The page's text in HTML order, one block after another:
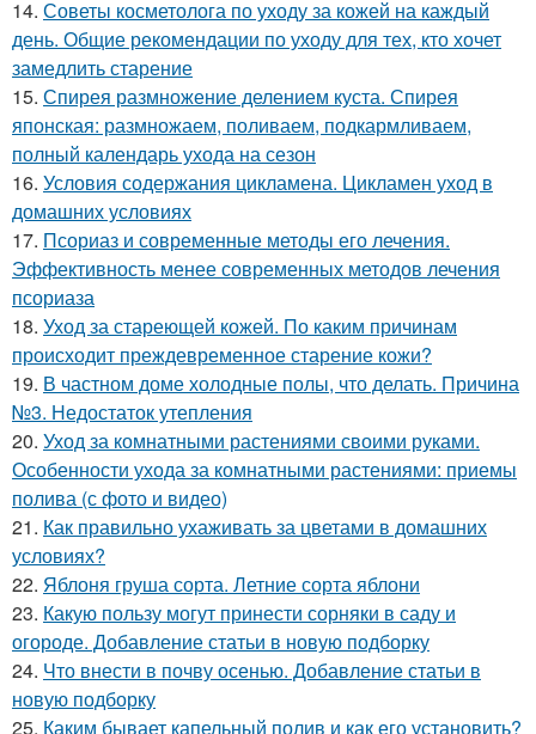
14. Советы косметолога по уходу за кожей на каждый
день. Общие рекомендации по уходу для тех, кто хочет
замедлить старение
15. Спирея размножение делением куста. Спирея
японская: размножаем, поливаем, подкармливаем,
полный календарь ухода на сезон
16. Условия содержания цикламена. Цикламен уход в
домашних условиях
17. Псориаз и современные методы его лечения.
Эффективность менее современных методов лечения
псориаза
18. Уход за стареющей кожей. По каким причинам
происходит преждевременное старение кожи?
19. В частном доме холодные полы, что делать. Причина
№3. Недостаток утепления
20. Уход за комнатными растениями своими руками.
Особенности ухода за комнатными растениями: приемы
полива (с фото и видео)
21. Как правильно ухаживать за цветами в домашних
условиях?
22. Яблоня груша сорта. Летние сорта яблони
23. Какую пользу могут принести сорняки в саду и
огороде. Добавление статьи в новую подборку
24. Что внести в почву осенью. Добавление статьи в
новую подборку
25. Каким бывает капельный полив и как его установить?